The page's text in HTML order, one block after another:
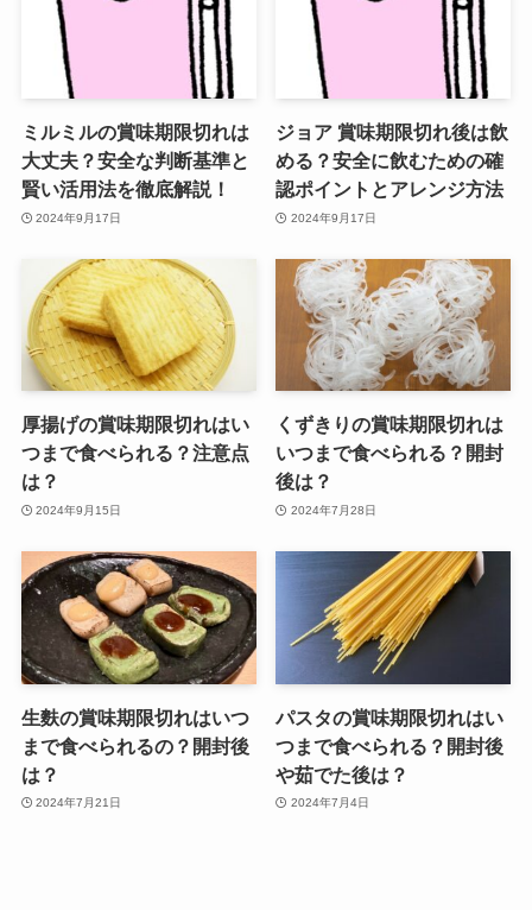
ミルミルの賞味期限切れは
大丈夫？安全な判断基準と
賢い活用法を徹底解説！
2024年9月17日
ジョア 賞味期限切れ後は飲
める？安全に飲むための確
認ポイントとアレンジ方法
2024年9月17日
厚揚げの賞味期限切れはい
つまで食べられる？注意点
は？
2024年9月15日
くずきりの賞味期限切れは
いつまで食べられる？開封
後は？
2024年7月28日
生麩の賞味期限切れはいつ
まで食べられるの？開封後
は？
2024年7月21日
パスタの賞味期限切れはい
つまで食べられる？開封後
や茹でた後は？
2024年7月4日